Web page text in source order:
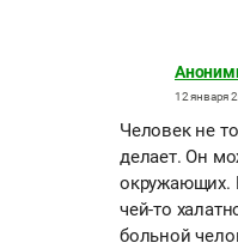
12 января
Человек не
делает. Он
окружающих.
чей-то
больной